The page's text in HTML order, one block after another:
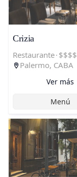
Crizia
Restaurante· $$$$
Palermo, CABA
Ver más
Menú